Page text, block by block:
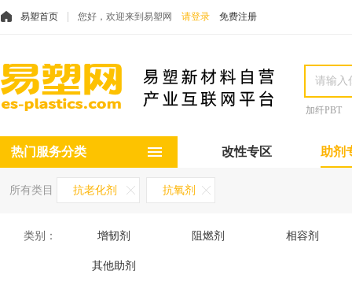
易塑首页 您好，欢迎来到易塑网 请登录 免费注册
加纤PBT
热门服务分类 改性专区 助剂
所有类目 抗老化剂 抗氧剂
类别： 增韧剂 阻燃剂 相容剂
其他助剂